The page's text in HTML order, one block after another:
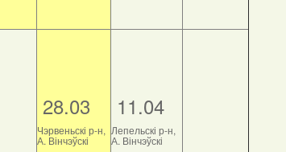
28.03
Чэрвеньскі р-н,
А. Вінчэўскі
11.04
Лепельскі р-н,
А. Вінчэўскі